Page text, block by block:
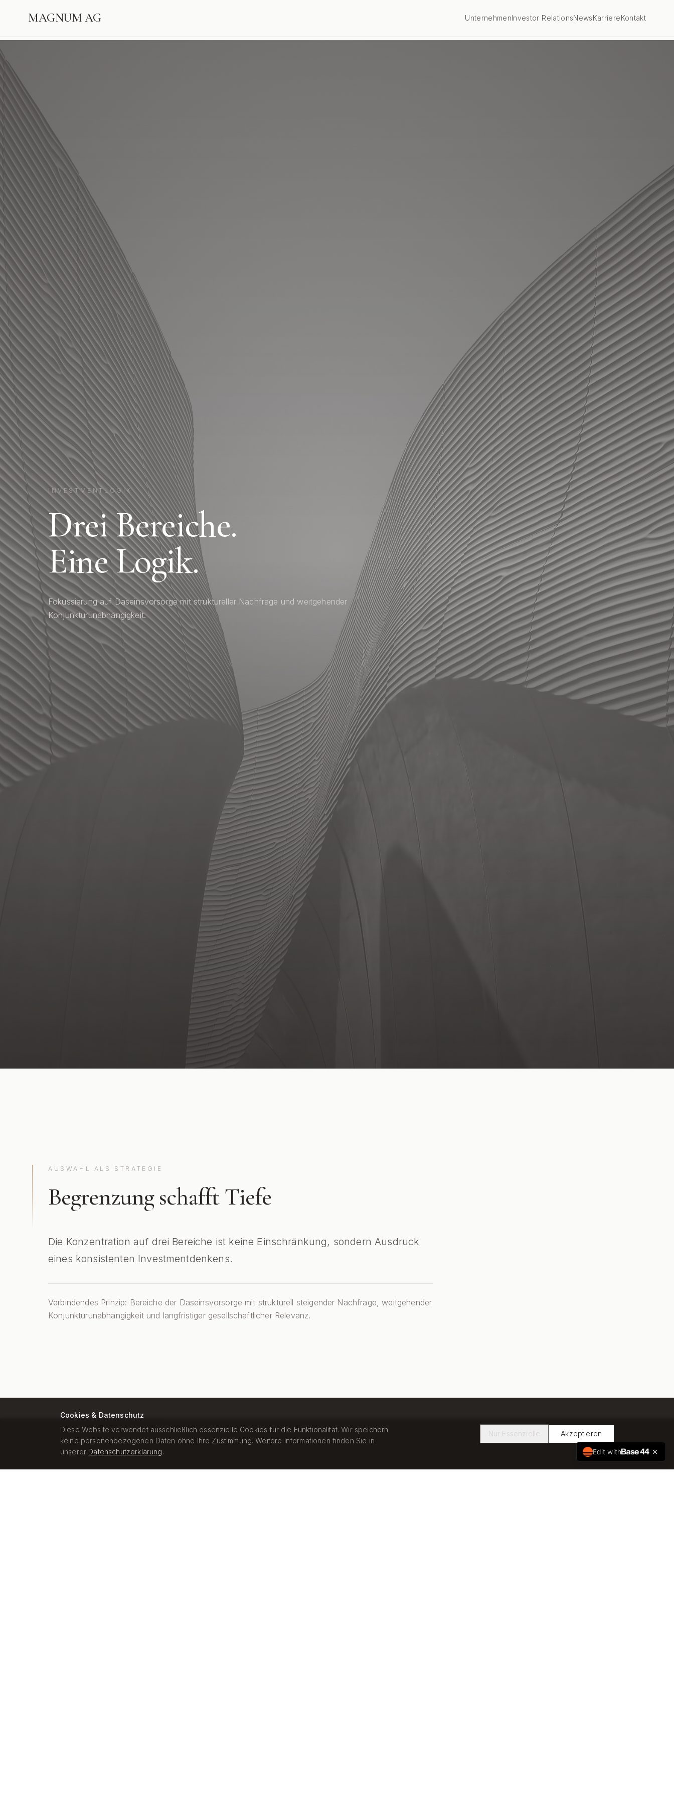
MAGNUM AG UnternehmenInvestor RelationsNewsKarriereKontakt
INVESTMENTLOGIK
Drei Bereiche.
Eine Logik.
Fokussierung auf Daseinsvorsorge mit struktureller Nachfrage und weitgehender
Konjunkturunabhängigkeit.
AUSWAHL ALS STRATEGIE
Begrenzung schafft Tiefe
Die Konzentration auf drei Bereiche ist keine Einschränkung, sondern Ausdruck
eines konsistenten Investmentdenkens.
Verbindendes Prinzip: Bereiche der Daseinsvorsorge mit strukturell steigender Nachfrage, weitgehender
Konjunkturunabhängigkeit und langfristiger gesellschaftlicher Relevanz.
Cookies & Datenschutz
Diese Website verwendet ausschließlich essenzielle Cookies für die Funktionalität. Wir speichern
keine personenbezogenen Daten ohne Ihre Zustimmung. Weitere Informationen finden Sie in
unserer Datenschutzerklärung.
Nur Essenzielle Akzeptieren
Edit with